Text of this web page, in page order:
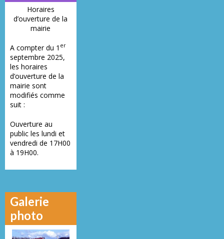
Horaires
d’ouverture de la
mairie
A compter du 1 er
septembre 2025,
les horaires
d’ouverture de la
mairie sont
modifiés comme
suit :
Ouverture au
public les lundi et
vendredi de 17H00
à 19H00.
Galerie
photo